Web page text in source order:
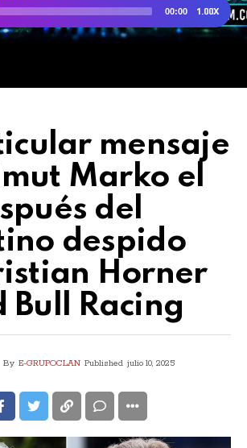
mensaje
Marko el
del
despido
Horner
Bull Racing
By E-GRUPOCLAN Published julio 10, 2025